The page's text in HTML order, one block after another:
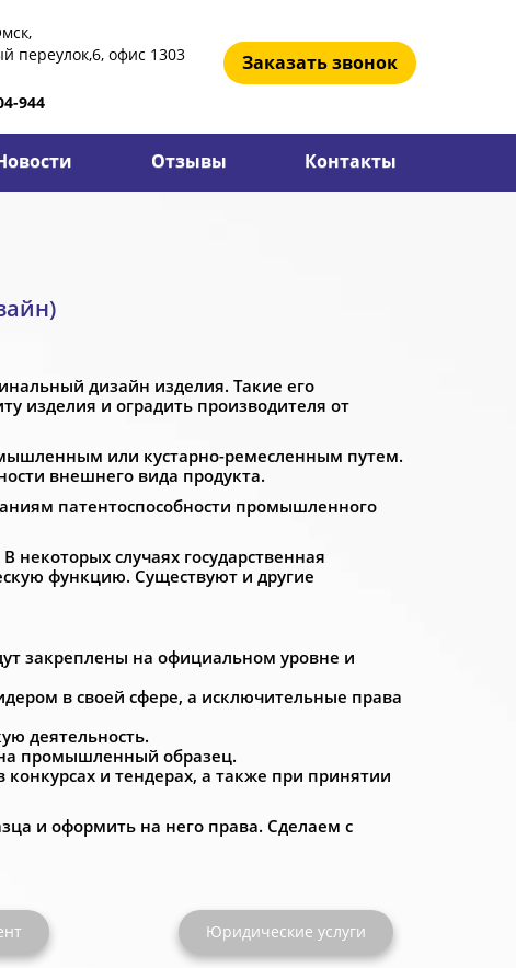
переулок,6, офис 1303
944
Заказать звонок
Отзывы Контакты
дизайн изделия. Такие его
изделия и оградить производителя от
или кустарно-ремесленным путем.
внешнего вида продукта.
патентоспособности промышленного
случаях государственная
функцию. Существуют и другие
закреплены на официальном уровне и
в своей сфере, а исключительные права
деятельность.
промышленный образец.
и тендерах, а также при принятии
и оформить на него права. Сделаем с
Юридические услуги